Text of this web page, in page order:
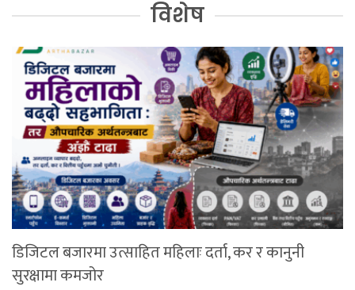
विशेष
डिजिटल बजारमा उत्साहित महिलाः दर्ता, कर र कानुनी
सुरक्षामा कमजोर